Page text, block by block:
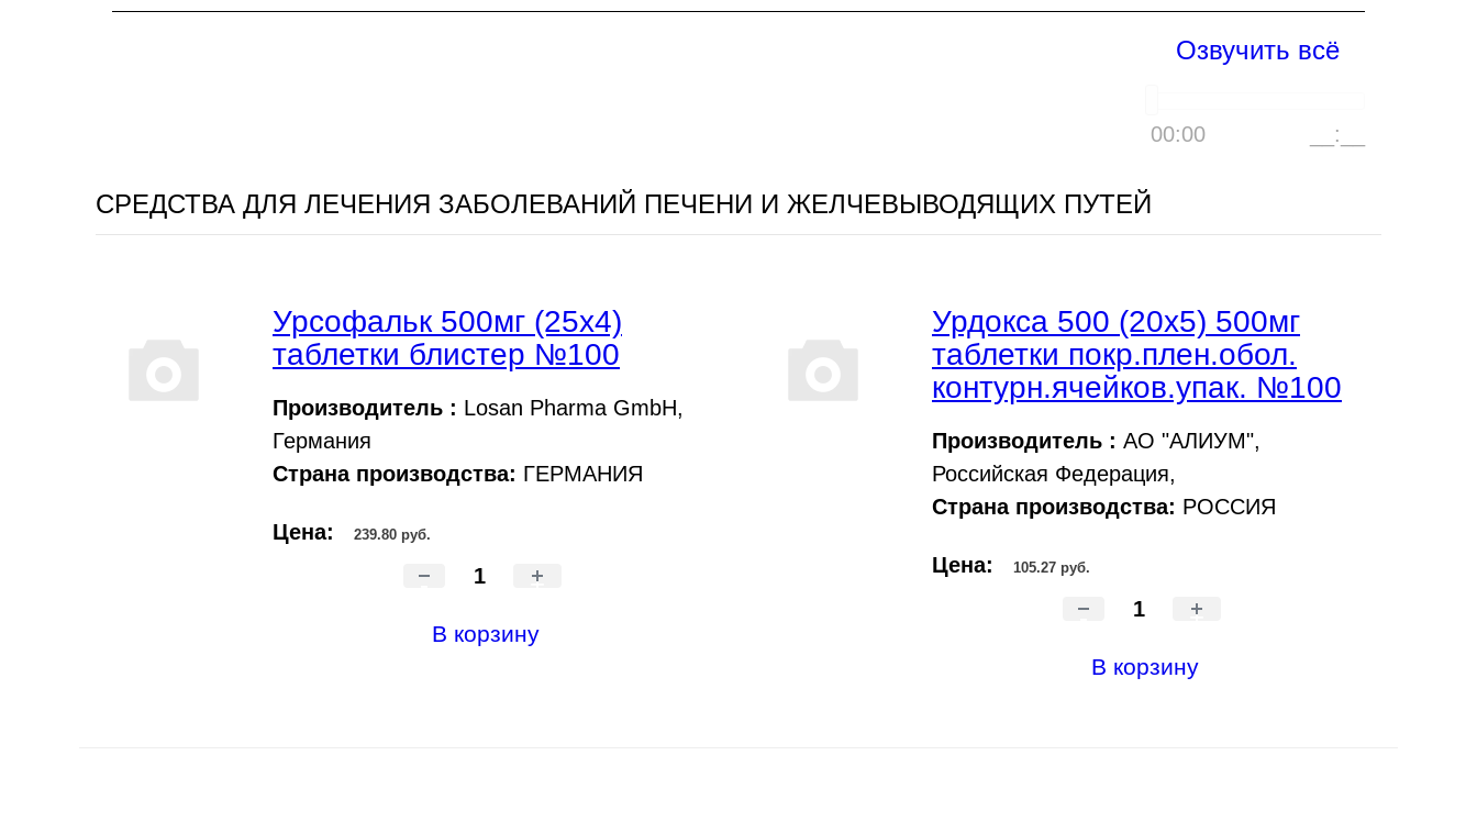
Озвучить всё
00:00 __:__
СРЕДСТВА ДЛЯ ЛЕЧЕНИЯ ЗАБОЛЕВАНИЙ ПЕЧЕНИ И ЖЕЛЧЕВЫВОДЯЩИХ ПУТЕЙ
Урсофальк 500мг (25х4)
таблетки блистер №100
Производитель : Losan Pharma GmbH,
Германия
Страна производства: ГЕРМАНИЯ
Цена: 239.80 руб.
- +
В корзину
Урдокса 500 (20х5) 500мг
таблетки покр.плен.обол.
контурн.ячейков.упак. №100
Производитель : АО "АЛИУМ",
Российская Федерация,
Страна производства: РОССИЯ
Цена: 105.27 руб.
- +
В корзину